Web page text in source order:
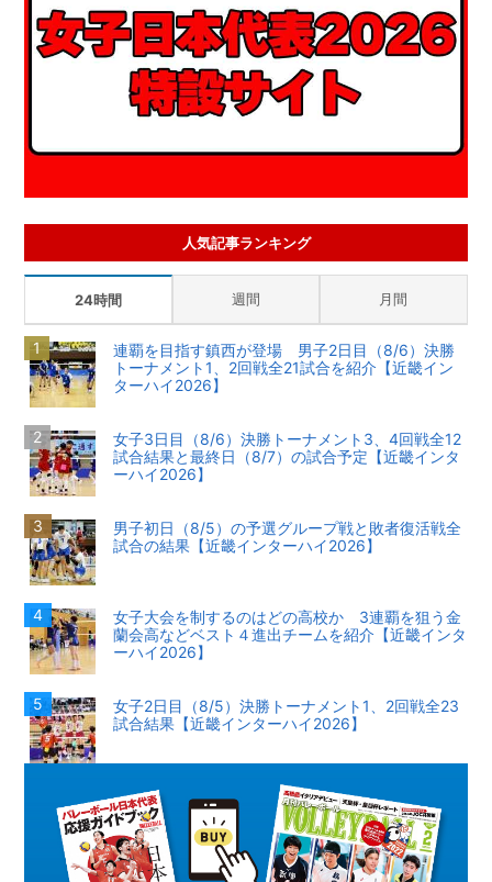
人気記事ランキング
24時間 週間 月間
連覇を目指す鎮西が登場 男子2日目（8/6）決勝
トーナメント1、2回戦全21試合を紹介【近畿イン
ターハイ2026】
女子3日目（8/6）決勝トーナメント3、4回戦全12
試合結果と最終日（8/7）の試合予定【近畿インタ
ーハイ2026】
男子初日（8/5）の予選グループ戦と敗者復活戦全
試合の結果【近畿インターハイ2026】
女子大会を制するのはどの高校か 3連覇を狙う金
蘭会高などベスト４進出チームを紹介【近畿インタ
ーハイ2026】
女子2日目（8/5）決勝トーナメント1、2回戦全23
試合結果【近畿インターハイ2026】